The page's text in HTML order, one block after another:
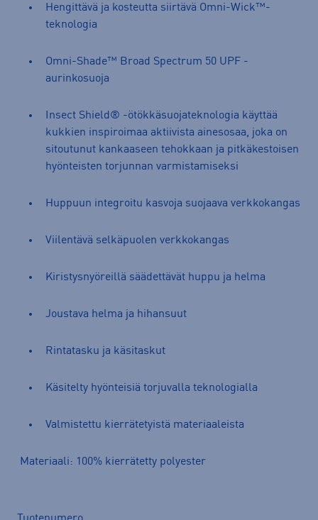
Hengittävä ja kosteutta siirtävä Omni-Wick™-
teknologia
Omni-Shade™ Broad Spectrum 50 UPF -
aurinkosuoja
Insect Shield® -ötökkäsuojateknologia käyttää
kukkien inspiroimaa aktiivista ainesosaa, joka on
sitoutunut kankaaseen tehokkaan ja pitkäkestoisen
hyönteisten torjunnan varmistamiseksi
Huppuun integroitu kasvoja suojaava verkkokangas
Viilentävä selkäpuolen verkkokangas
Kiristysnyöreillä säädettävät huppu ja helma
Joustava helma ja hihansuut
Rintatasku ja käsitaskut
Käsitelty hyönteisiä torjuvalla teknologialla
Valmistettu kierrätetyistä materiaaleista
Materiaali: 100% kierrätetty polyester